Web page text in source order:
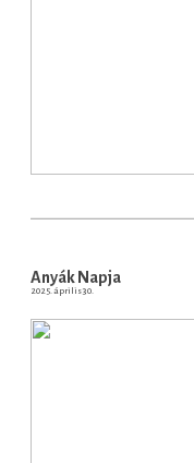
Anyák Napja
2025. április 30.